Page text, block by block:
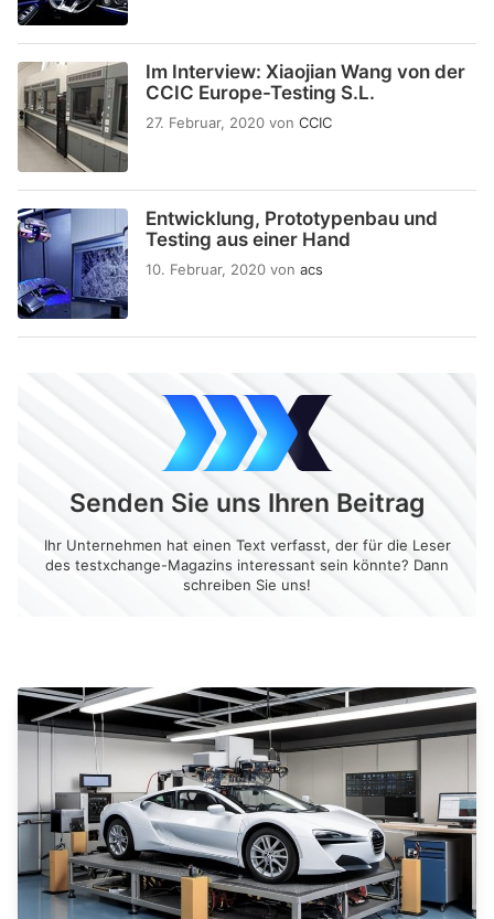
Im Interview: Xiaojian Wang von der
CCIC Europe-Testing S.L.
27. Februar, 2020 von CCIC
Entwicklung, Prototypenbau und
Testing aus einer Hand
10. Februar, 2020 von acs
Senden Sie uns Ihren Beitrag
Ihr Unternehmen hat einen Text verfasst, der für die Leser
des testxchange-Magazins interessant sein könnte? Dann
schreiben Sie uns!